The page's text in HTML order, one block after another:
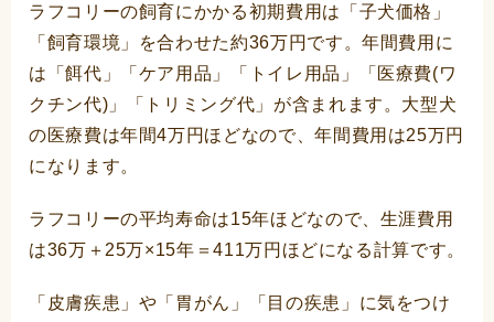
ラフコリーの飼育にかかる初期費用は「子犬価格」
「飼育環境」を合わせた約36万円です。年間費用に
は「餌代」「ケア用品」「トイレ用品」「医療費(ワ
クチン代)」「トリミング代」が含まれます。大型犬
の医療費は年間4万円ほどなので、年間費用は25万円
になります。
ラフコリーの平均寿命は15年ほどなので、生涯費用
は36万＋25万×15年＝411万円ほどになる計算です。
「皮膚疾患」や「胃がん」「目の疾患」に気をつけ